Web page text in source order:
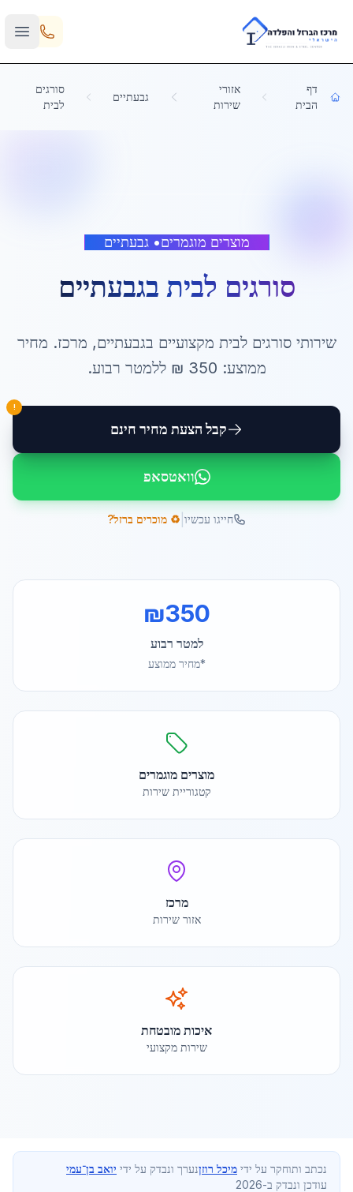
Skip to main content
דף
הבית
אזורי
שירות
גבעתיים
סורגים
לבית
מוצרים מוגמרים•גבעתיים
סורגים לבית בגבעתיים
שירותיסורגים לבית מקצועיים בגבעתיים, מרכז. מחיר
ממוצע: 350 ₪ ללמטר רבוע.
קבל הצעת מחיר חינם
!
וואטסאפ
חייגו עכשיו ♻️ מוכרים ברזל?
₪350
למטר רבוע
*מחיר ממוצע
מוצרים מוגמרים
קטגוריית שירות
מרכז
אזור שירות
איכות מובטחת
שירות מקצועי
נכתב ותוחקר על ידי מיכל רוזןנערך ונבדק על ידי יואב בן־עמי
עודכן ונבדק ב-2026